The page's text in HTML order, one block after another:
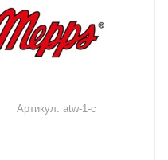
Артикул: atw-1-c